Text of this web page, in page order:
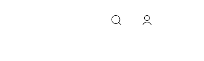
ИСКАТЬ